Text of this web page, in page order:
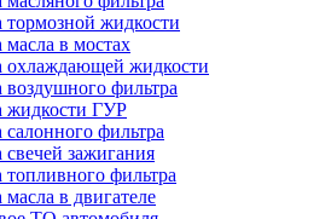
тормозной жидкости
масла в мостах
охлаждающей жидкости
воздушного фильтра
жидкости ГУР
салонного фильтра
свечей зажигания
топливного фильтра
масла в двигателе